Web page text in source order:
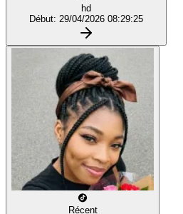
hd
Début: 29/04/2026 08:29:25
Récent